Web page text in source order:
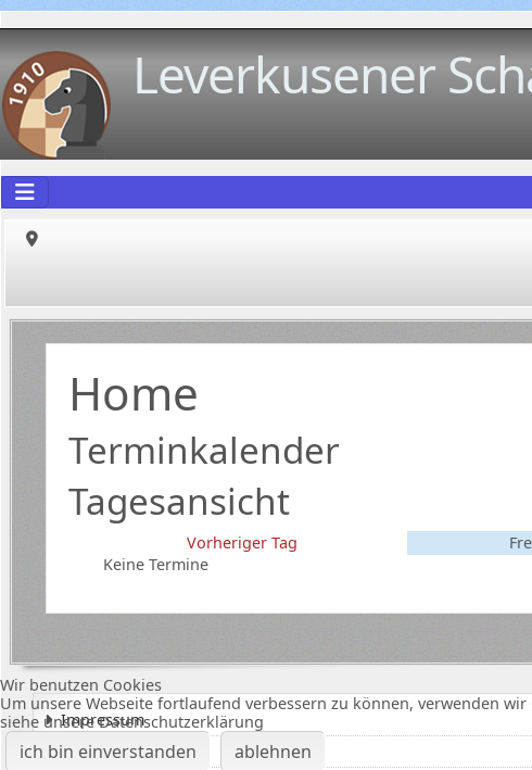
Leverkusener
Home
Terminkalender
Tagesansicht
Vorheriger Tag
Keine Termine
Impressum
Karte Bürgerhalle
Wir benutzen Cookies
Um unsere Webseite fortlaufend verbessern zu können, verwenden
siehe unsere Datenschutzerklärung
ich bin einverstanden ablehnen